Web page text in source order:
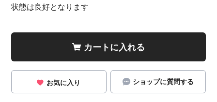
状態は良好となります
カートに入れる
お気に入り ショップに質問する